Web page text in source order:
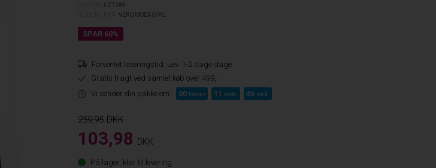
027289
VERO MODA GIRL
Forventet leveringstid: Lev. 1-2 dage dage
Gratis fragt ved samlet køb over 499,-
Vi sender din pakke om:
00 timer 11 min. 45 sek.
259,95
103,98 DKK
På lager, klar til levering